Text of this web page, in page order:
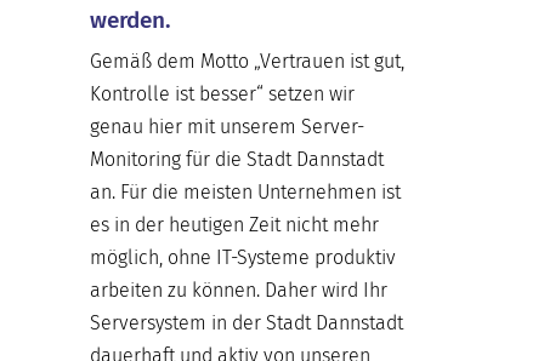
werden.
Gemäß dem Motto „Vertrauen ist gut,
Kontrolle ist besser“ setzen wir
genau hier mit unserem Server-
Monitoring für die Stadt Dannstadt
an. Für die meisten Unternehmen ist
es in der heutigen Zeit nicht mehr
möglich, ohne IT-Systeme produktiv
arbeiten zu können. Daher wird Ihr
Serversystem in der Stadt Dannstadt
dauerhaft und aktiv von unseren